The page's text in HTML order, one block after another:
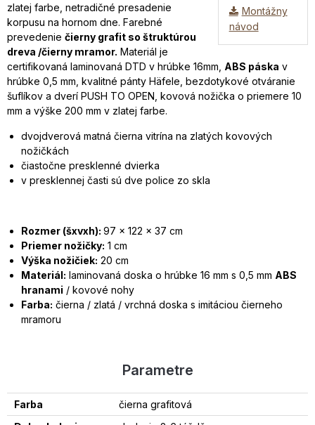
Montážny
návod
zlatej farbe, netradičné presadenie
korpusu na hornom dne. Farebné
prevedenie čierny grafit so štruktúrou
dreva /čierny mramor. Materiál je
certifikovaná laminovaná DTD v hrúbke 16mm, ABS páska v
hrúbke 0,5 mm, kvalitné pánty Häfele, bezdotykové otváranie
šuflíkov a dverí PUSH TO OPEN, kovová nožička o priemere 10
mm a výške 200 mm v zlatej farbe.
dvojdverová matná čierna vitrína na zlatých kovových
nožičkách
čiastočne presklenné dvierka
v presklennej časti sú dve police zo skla
Rozmer (šxvxh): 97 x 122 x 37 cm
Priemer nožičky: 1 cm
Výška nožičiek: 20 cm
Materiál: laminovaná doska o hrúbke 16 mm s 0,5 mm ABS
hranami / kovové nohy
Farba: čierna / zlatá / vrchná doska s imitáciou čierneho
mramoru
Parametre
Farba
čierna grafitová